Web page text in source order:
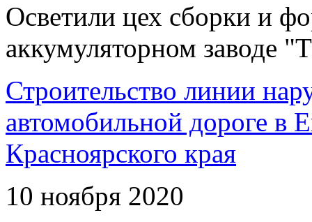
Осветили цех сборки и
аккумуляторном заводе
Строительство линии
автомобильной дороге в
Красноярского края
10 ноября 2020